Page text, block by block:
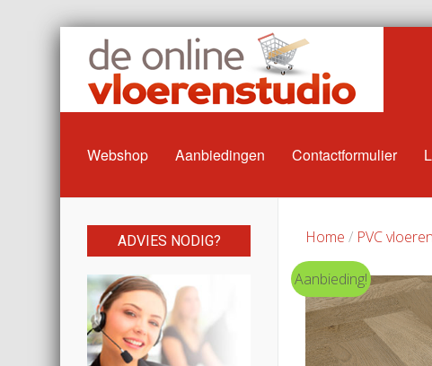
Webshop Aanbiedingen Contactformulier
Home / PVC vloeren
Aanbieding!
ADVIES NODIG?